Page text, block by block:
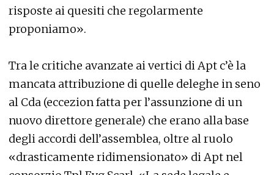
risposte ai quesiti che regolarmente
proponiamo».
Tra le critiche avanzate ai vertici di Apt c’è la
mancata attribuzione di quelle deleghe in seno
al Cda (eccezion fatta per l’assunzione di un
nuovo direttore generale) che erano alla base
degli accordi dell’assemblea, oltre al ruolo
«drasticamente ridimensionato» di Apt nel